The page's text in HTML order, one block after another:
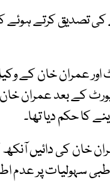
کی تصدیق کرتے
اور عمران خان کے
کے بعد عمران خان
کا حکم دیا تھا۔
سہولیات پر عدم